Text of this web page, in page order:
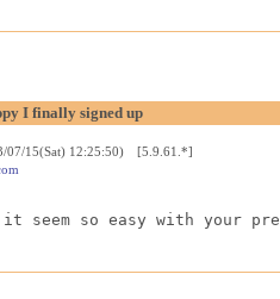
I finally signed up
07/15(Sat) 12:25:50) [5.9.61.*]
it seem so easy with your